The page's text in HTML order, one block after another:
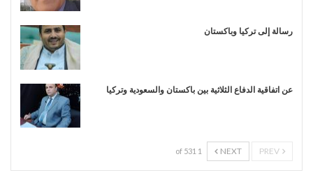
رسالة إلى تركيا وباكستان
عن اتفاقية الدفاع الثلاثية بين باكستان والسعودية وتركيا
NEXT
1 of 531